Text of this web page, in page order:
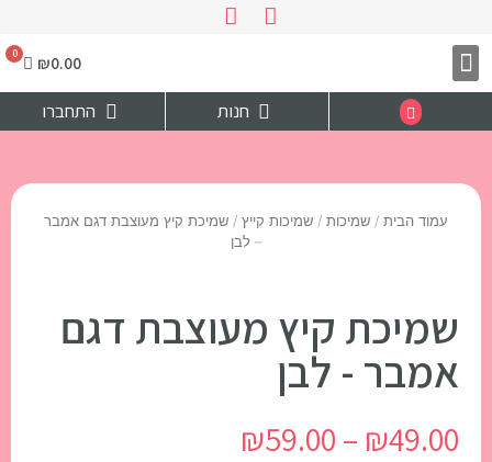
₪0.00
חנות התחברו
עמוד הבית / שמיכות / שמיכות קייץ / שמיכת קיץ מעוצבת דגם אמבר
– לבן
שמיכת קיץ מעוצבת דגם
אמבר - לבן
₪49.00
–
₪59.00